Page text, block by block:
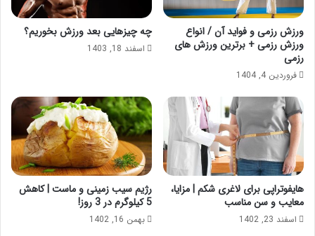
ورزش رزمی و فواید آن / انواع
ورزش رزمی + برترین ورزش های
رزمی
فروردین 4, 1404
چه چیزهایی بعد ورزش بخوریم؟
اسفند 18, 1403
هایفوتراپی برای لاغری شکم | مزایا،
معایب و سن مناسب
اسفند 23, 1402
رژیم سیب زمینی و ماست | کاهش
5 کیلوگرم در 3 روز!
بهمن 16, 1402